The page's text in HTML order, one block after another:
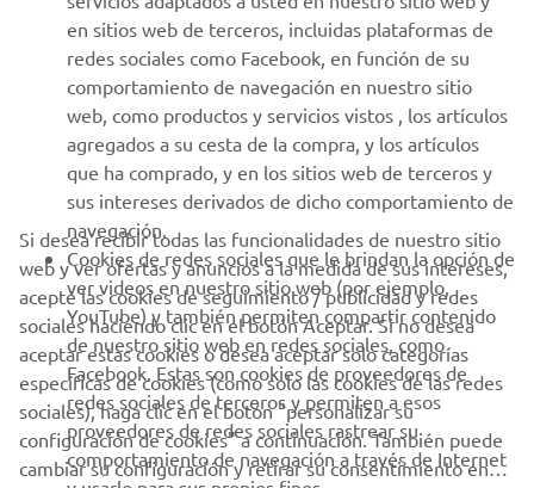
BOLETÍN DE NOTICIAS
Sé el primero en enterarte de las últimas ofertas, eventos
especiales, novedades
SUSCRÍBETE
Lea nuestra Política de Privacidad para saber cómo procesamos
sus datos personales:Política de Privacidad
Spain (Spanish)
redes sociales como Facebook, en función de su
comportamiento de navegación en nuestro sitio
web, como productos y servicios vistos , los artículos
agregados a su cesta de la compra, y los artículos
que ha comprado, y en los sitios web de terceros y
sus intereses derivados de dicho comportamiento de
navegación.
Cookies de redes sociales que le brindan la opción de
ver videos en nuestro sitio web (por ejemplo,
YouTube) y también permiten compartir contenido
de nuestro sitio web en redes sociales, como
Facebook. Estas son cookies de proveedores de
redes sociales de terceros y permiten a esos
proveedores de redes sociales rastrear su
comportamiento de navegación a través de Internet
y usarlo para sus propios fines.
Si desea recibir todas las funcionalidades de nuestro sitio
web y ver ofertas y anuncios a la medida de sus intereses,
acepte las cookies de seguimiento / publicidad y redes
sociales haciendo clic en el botón Aceptar. Si no desea
aceptar estas cookies o desea aceptar solo categorías
específicas de cookies (como solo las cookies de las redes
sociales), haga clic en el botón "personalizar su
configuración de cookies" a continuación. También puede
cambiar su configuración y retirar su consentimiento en
cualquier momento a través de nuestraPolítica de
cookies. Lea esta política de cookies para obtener más